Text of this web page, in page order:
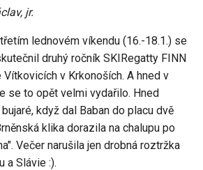
jr.
lednovém víkendu (16.-18.1.) se
druhý ročník SKIRegatty FINN
Vítkovicích v Krkonoších. A hned v
se to opět velmi vydařilo. Hned
když dal Baban do placu dvě
klika dorazila na chalupu po
Večer narušila jen drobná roztržka
a Slávie :).